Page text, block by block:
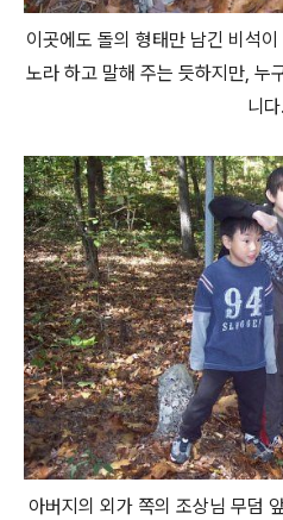
이곳에도 돌의 형태만 남긴 비석
노라 하고 말해 주는 듯하지만, 누
니다.
아버지의 외가 쪽의 조상님 무덤